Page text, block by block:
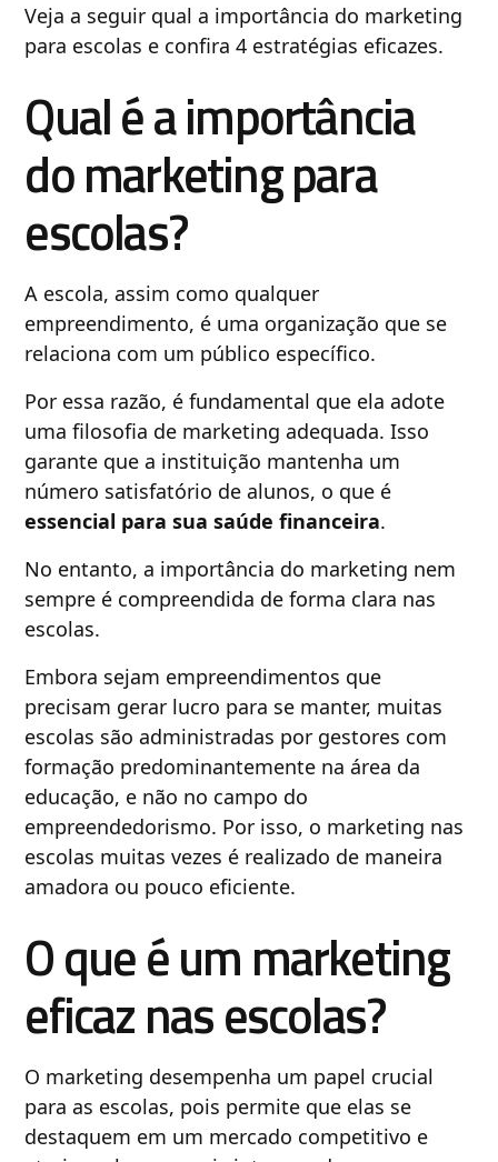
Veja a seguir qual a importância do marketing
para escolas e confira 4 estratégias eficazes.
Qual é a importância
do marketing para
escolas?
A escola, assim como qualquer
empreendimento, é uma organização que se
relaciona com um público específico.
Por essa razão, é fundamental que ela adote
uma filosofia de marketing adequada. Isso
garante que a instituição mantenha um
número satisfatório de alunos, o que é
essencial para sua saúde financeira.
No entanto, a importância do marketing nem
sempre é compreendida de forma clara nas
escolas.
Embora sejam empreendimentos que
precisam gerar lucro para se manter, muitas
escolas são administradas por gestores com
formação predominantemente na área da
educação, e não no campo do
empreendedorismo. Por isso, o marketing nas
escolas muitas vezes é realizado de maneira
amadora ou pouco eficiente.
O que é um marketing
eficaz nas escolas?
O marketing desempenha um papel crucial
para as escolas, pois permite que elas se
destaquem em um mercado competitivo e